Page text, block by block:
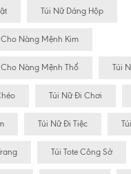
Túi Nữ Dáng Hộp
Nàng Mệnh Kim
Nàng Mệnh Thổ Túi
Túi Nữ Đi Chơi
Túi Nữ Đi Tiệc
Túi Tote Công Sở